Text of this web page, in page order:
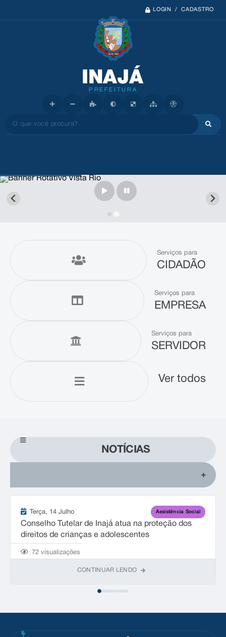
LOGIN / CADASTRO
O que você procura?
CIDADÃO
Serviços para
EMPRESA
Serviços para
SERVIDOR
Serviços para
Ver todos
NOTÍCIAS
Conselho Tutelar de Inajá atua na proteção dos
direitos de crianças e adolescentes
Terça 14 Julho Assistência Social
72 visualizações
CONTINUAR LENDO